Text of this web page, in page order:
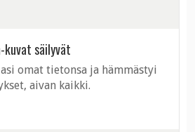
kuvat säilyvät
omat tietonsa ja hämmästyi
aivan kaikki.